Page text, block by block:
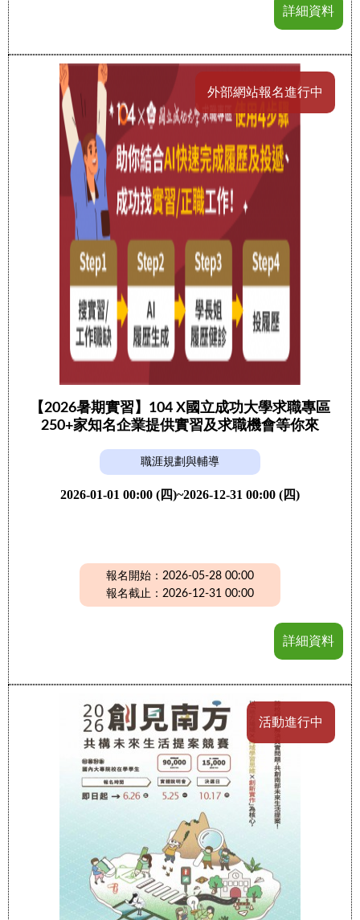
詳細資料
外部網站報名進行中
【2026暑期實習】104 X國立成功大學求職專區
250+家知名企業提供實習及求職機會等你來
職涯規劃與輔導
2026-01-01 00:00 (四)~2026-12-31 00:00 (四)
報名開始：2026-05-28 00:00
報名截止：2026-12-31 00:00
詳細資料
活動進行中